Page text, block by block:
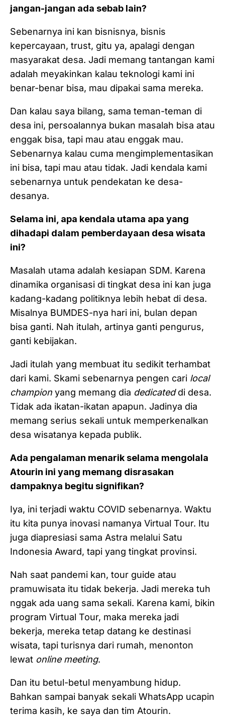
jangan-jangan ada sebab lain?
Sebenarnya ini kan bisnisnya, bisnis
kepercayaan, trust, gitu ya, apalagi dengan
masyarakat desa. Jadi memang tantangan kami
adalah meyakinkan kalau teknologi kami ini
benar-benar bisa, mau dipakai sama mereka.
Dan kalau saya bilang, sama teman-teman di
desa ini, persoalannya bukan masalah bisa atau
enggak bisa, tapi mau atau enggak mau.
Sebenarnya kalau cuma mengimplementasikan
ini bisa, tapi mau atau tidak. Jadi kendala kami
sebenarnya untuk pendekatan ke desa-
desanya.
Selama ini, apa kendala utama apa yang
dihadapi dalam pemberdayaan desa wisata
ini?
Masalah utama adalah kesiapan SDM. Karena
dinamika organisasi di tingkat desa ini kan juga
kadang-kadang politiknya lebih hebat di desa.
Misalnya BUMDES-nya hari ini, bulan depan
bisa ganti. Nah itulah, artinya ganti pengurus,
ganti kebijakan.
Jadi itulah yang membuat itu sedikit terhambat
dari kami. Skami sebenarnya pengen cari local
champion yang memang dia dedicateddi desa.
Tidak ada ikatan-ikatan apapun. Jadinya dia
memang serius sekali untuk memperkenalkan
desa wisatanya kepada publik.
Ada pengalaman menarik selama mengolala
Atourin ini yang memang disrasakan
dampaknya begitu signifikan?
Iya, ini terjadi waktu COVID sebenarnya. Waktu
itu kita punya inovasi namanya Virtual Tour. Itu
juga diapresiasi sama Astra melalui Satu
Indonesia Award, tapi yang tingkat provinsi.
Nah saat pandemi kan, tour guide atau
pramuwisata itu tidak bekerja. Jadi mereka tuh
nggak ada uang sama sekali. Karena kami, bikin
program Virtual Tour, maka mereka jadi
bekerja, mereka tetap datang ke destinasi
wisata, tapi turisnya dari rumah, menonton
lewat online meeting.
Dan itu betul-betul menyambung hidup.
Bahkan sampai banyak sekali WhatsApp ucapin
terima kasih, ke saya dan tim Atourin.